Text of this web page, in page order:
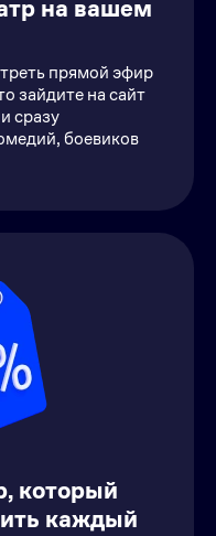
на вашем
прямой эфир
зайдите на сайт
сразу
боевиков
который
каждый